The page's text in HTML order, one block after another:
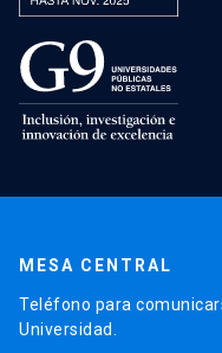
MESA CENTRAL
Teléfono para
Universidad.